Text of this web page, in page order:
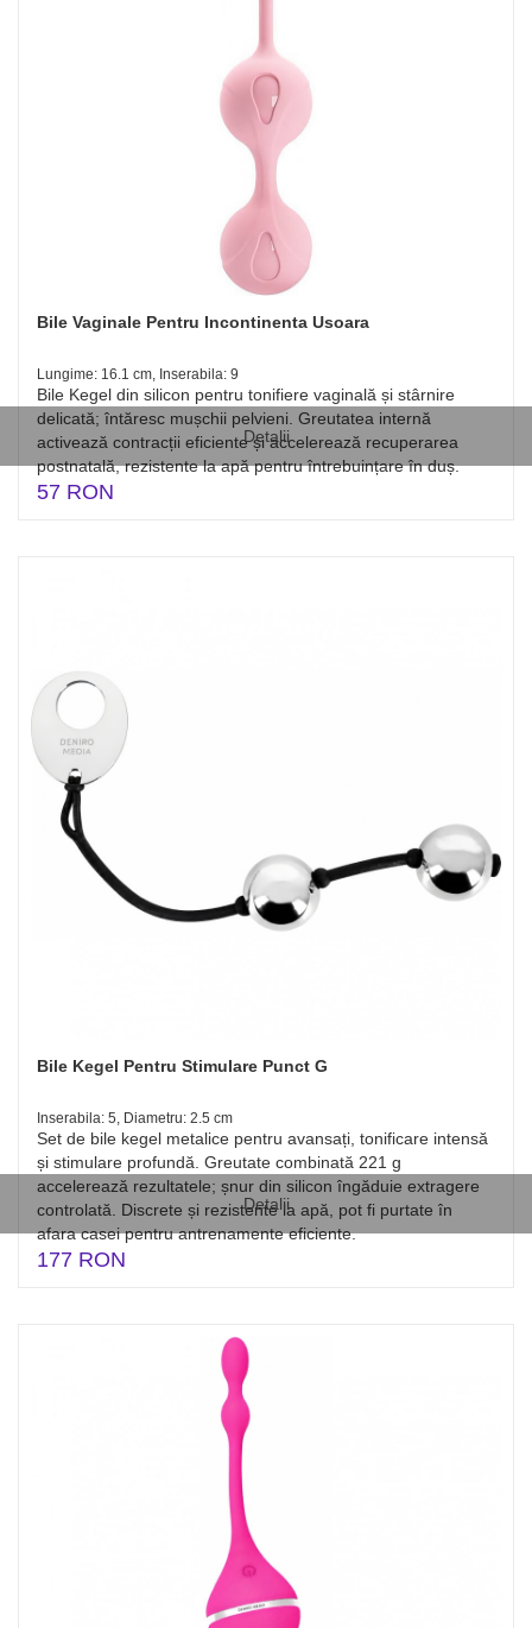
Detalii
Bile Vaginale Pentru Incontinenta Usoara
Lungime: 16.1 cm, Inserabila: 9
Bile Kegel din silicon pentru tonifiere vaginală și stârnire
delicată; întăresc mușchii pelvieni. Greutatea internă
activează contracții eficiente și accelerează recuperarea
postnatală, rezistente la apă pentru întrebuințare în duș.
57 RON
Detalii
Bile Kegel Pentru Stimulare Punct G
Inserabila: 5, Diametru: 2.5 cm
Set de bile kegel metalice pentru avansați, tonificare intensă
și stimulare profundă. Greutate combinată 221 g
accelerează rezultatele; șnur din silicon îngăduie extragere
controlată. Discrete și rezistente la apă, pot fi purtate în
afara casei pentru antrenamente eficiente.
177 RON